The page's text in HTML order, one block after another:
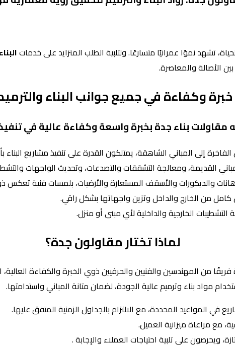
تشهد نموًا عمرانيًا متسارعًا. ولتلبية الطلب المتزايد على خدمات
الأصالة والمعاصرة.
خبرة وكفاءة في جميع جوانب البناء
بناء جدة بخبرة واسعة وكفاءة عالية في
إلى المباني الشاهقة، يمتلكون القدرة على تنفيذ مشاريع البناء
القديمة، ومعالجة التشققات والتصدعات، وتحديث الواجهات
والديكورات والأسقف المستعارة والأرضيات، بلمسات فنية تعكس
كامل من الخارج والداخل وتزين واجهاتها بشكل راقي.
الخارجية والداخلية لأي مبنى أو منزل.
لماذا تختار مقاولون جدة؟
المهندسين والفنيين والحرفيين ذوي الخبرة والكفاءة العالية،
مواد بناء وترميم عالية الجودة، لضمان متانة المباني واستدامتها.
في المواعيد المحددة، مع الالتزام بالجداول الزمنية المتفق عليها.
مع مراعاة ميزانية العميل.
ويحرصون على تلبية احتياجات العملاء والإجابة .